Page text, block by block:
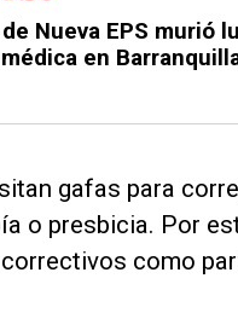
Nueva EPS murió
en
gafas para
o presbicia. Por
como